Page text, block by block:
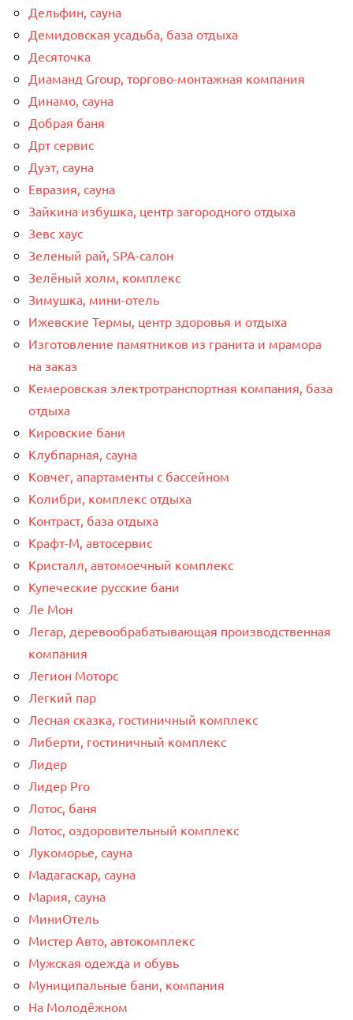
Дельфин, сауна
Демидовская усадьба, база отдыха
Десяточка
Диаманд Group, торгово-монтажная компания
Динамо, сауна
Добрая баня
Дрт сервис
Дуэт, сауна
Евразия, сауна
Зайкина избушка, центр загородного отдыха
Зевс хаус
Зеленый рай, SPA-салон
Зелёный холм, комплекс
Зимушка, мини-отель
Ижевские Термы, центр здоровья и отдыха
Изготовление памятников из гранита и мрамора
на заказ
Кемеровская электротранспортная компания, база
отдыха
Кировские бани
Клубпарная, сауна
Ковчег, апартаменты с бассейном
Колибри, комплекс отдыха
Контраст, база отдыха
Крафт-М, автосервис
Кристалл, автомоечный комплекс
Купеческие русские бани
Ле Мон
Легар, деревообрабатывающая производственная
компания
Легион Моторс
Легкий пар
Лесная сказка, гостиничный комплекс
Либерти, гостиничный комплекс
Лидер
Лидер Pro
Лотос, баня
Лотос, оздоровительный комплекс
Лукоморье, сауна
Мадагаскар, сауна
Мария, сауна
МиниОтель
Мистер Авто, автокомплекс
Мужская одежда и обувь
Муниципальные бани, компания
На Молодёжном